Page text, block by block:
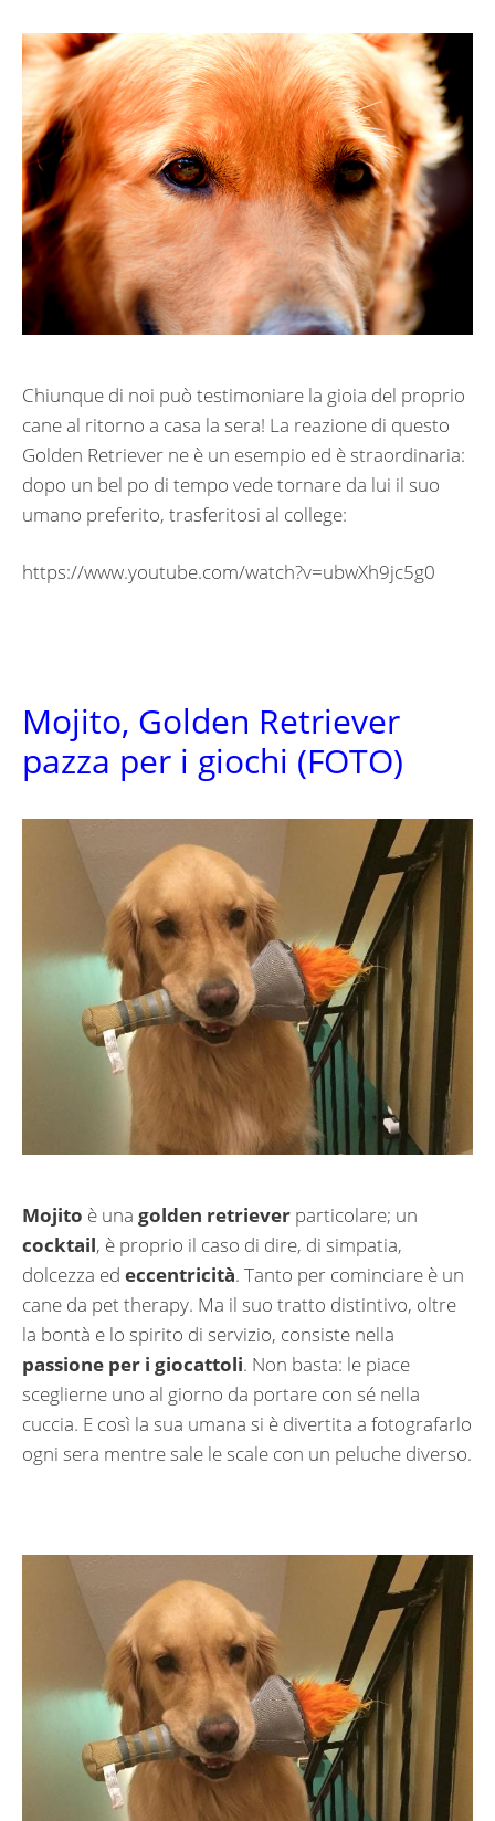
Chiunque di noi può testimoniare la gioia del proprio
cane al ritorno a casa la sera! La reazione di questo
Golden Retriever ne è un esempio ed è straordinaria:
dopo un bel po di tempo vede tornare da lui il suo
umano preferito, trasferitosi al college:
https://www.youtube.com/watch?v=ubwXh9jc5g0
Mojito, Golden Retriever
pazza per i giochi (FOTO)
Mojito è una golden retriever particolare; un
cocktail, è proprio il caso di dire, di simpatia,
dolcezza ed eccentricità. Tanto per cominciare è un
cane da pet therapy. Ma il suo tratto distintivo, oltre
la bontà e lo spirito di servizio, consiste nella
passione per i giocattoli. Non basta: le piace
sceglierne uno al giorno da portare con sé nella
cuccia. E così la sua umana si è divertita a fotografarlo
ogni sera mentre sale le scale con un peluche diverso.